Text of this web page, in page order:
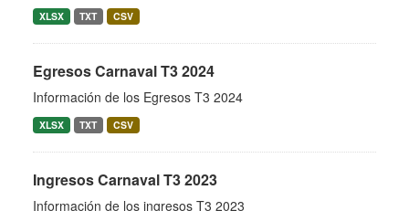
XLSX TXT CSV
Egresos Carnaval T3 2024
Información de los Egresos T3 2024
XLSX TXT CSV
Ingresos Carnaval T3 2023
Información de los ingresos T3 2023